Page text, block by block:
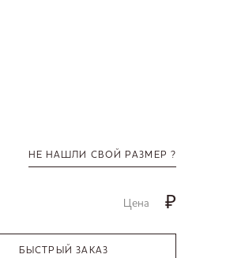
НЕ НАШЛИ СВОЙ РАЗМЕР ?
Цена ₽
БЫСТРЫЙ ЗАКАЗ